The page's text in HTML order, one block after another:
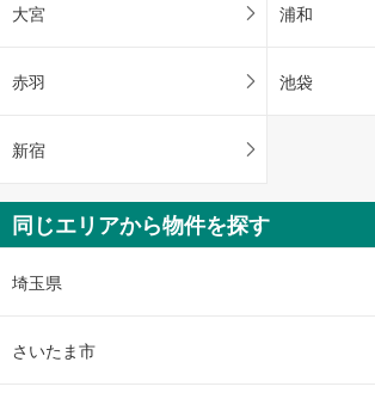
大宮 浦和
赤羽 池袋
新宿
同じエリアから物件を探す
埼玉県
さいたま市